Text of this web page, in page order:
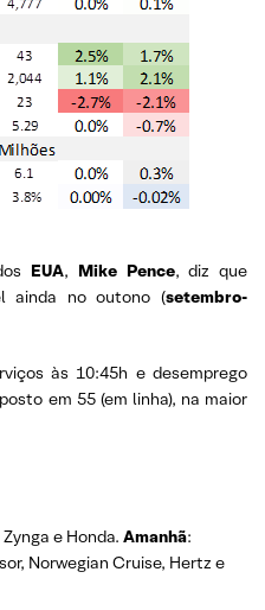
EUA, Mike Pence, diz que
ainda no outono (setembro-
às 10:45h e desemprego
em 55 (em linha), na maior
Zynga e Honda. Amanhã:
Norwegian Cruise, Hertz e